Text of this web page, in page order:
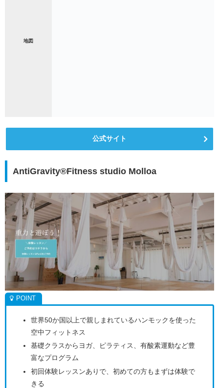
地図
公式サイト
AntiGravity®Fitness studio Molloa
世界50か国以上で親しまれているハンモックを使った
空中フィットネス
基礎クラスからヨガ、ピラティス、有酸素運動など豊
富なプログラム
初回体験レッスンありで、初めての方もまずは体験で
きる